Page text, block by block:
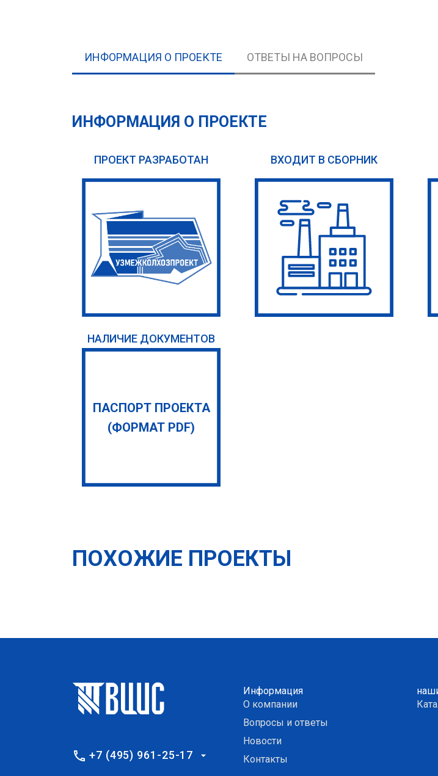
ИНФОРМАЦИЯ О ПРОЕКТЕ ОТВЕТЫ НА ВОПРОСЫ
ИНФОРМАЦИЯ О ПРОЕКТЕ
ПРОЕКТ РАЗРАБОТАН ВХОДИТ В СБОРНИК
НАЛИЧИЕ ДОКУМЕНТОВ
ПАСПОРТ ПРОЕКТА
(ФОРМАТ PDF)
ПОХОЖИЕ ПРОЕКТЫ
+7 (495) 961-25-17
Информация
О компании
Вопросы и ответы
Новости
Контакты